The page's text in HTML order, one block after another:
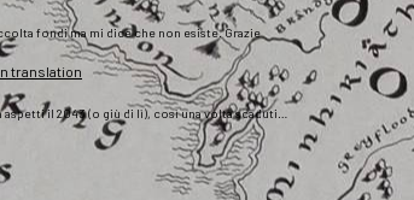
fondi ma mi dice che non esiste. Grazie
translation
il 2043 (o giù di lì), così una volta scaduti…